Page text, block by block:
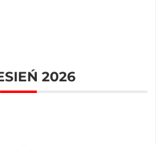
2026